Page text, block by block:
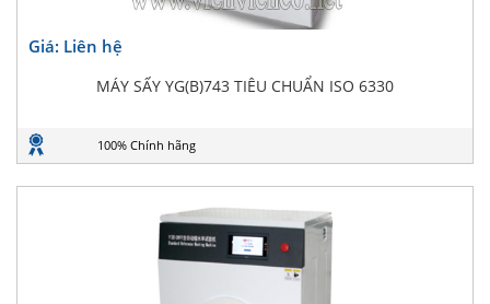
Giá: Liên hệ
MÁY SẤY YG(B)743 TIÊU CHUẨN ISO 6330
100% Chính hãng